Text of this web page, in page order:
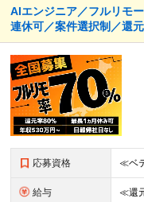
AIエンジニア／フルリモ
連休可／案件選択制／還
応募資格
給与